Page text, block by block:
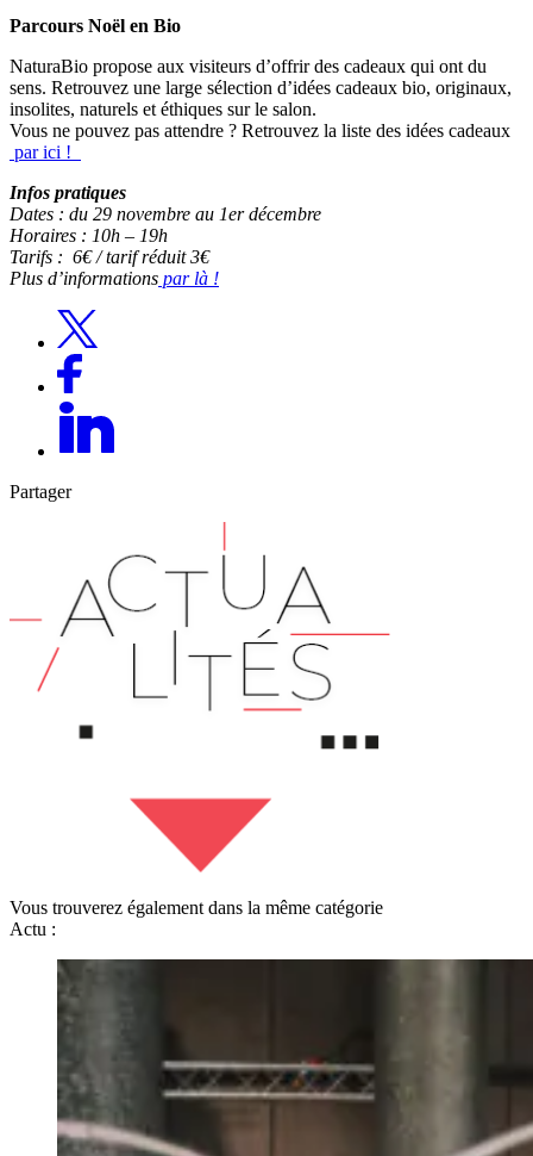
Parcours Noël en Bio
NaturaBio propose aux visiteurs d’offrir des cadeaux qui ont du
sens. Retrouvez une large sélection d’idées cadeaux bio, originaux,
insolites, naturels et éthiques sur le salon.
Vous ne pouvez pas attendre ? Retrouvez la liste des idées cadeaux
par ici !
Infos pratiques
Dates : du 29 novembre au 1er décembre
Horaires : 10h – 19h
Tarifs : 6€ / tarif réduit 3€
Plus d’informations par là !
Partager
Vous trouverez également dans la même catégorie
Actu :